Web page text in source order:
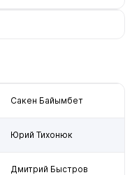
Сакен Байымбет
Юрий Тихонюк
Дмитрий Быстров